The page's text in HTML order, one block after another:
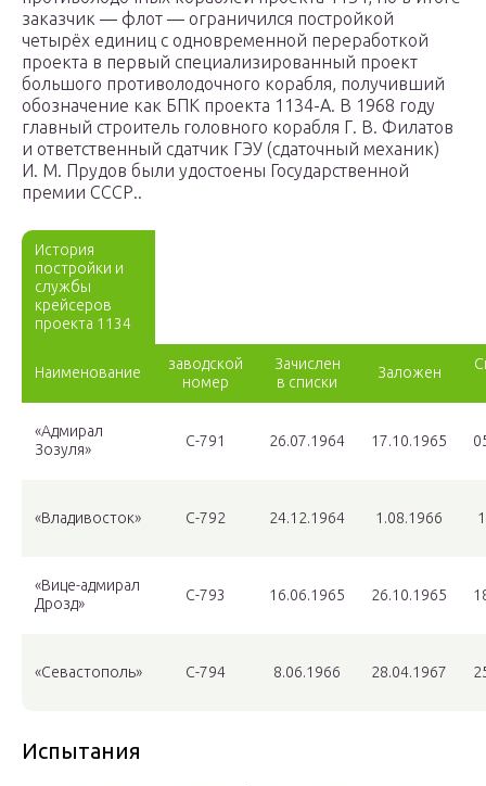
заказчик — флот — ограничился постройкой
четырёх единиц с одновременной переработкой
проекта в первый специализированный проект
большого противолодочного корабля, получивший
обозначение как БПК проекта 1134-А. В 1968 году
главный строитель головного корабля Г. В. Филатов
и ответственный сдатчик ГЭУ (сдаточный механик)
И. М. Прудов были удостоены Государственной
премии СССР..
История
постройки и
службы
крейсеров
проекта 1134
Наименование
заводской
номер
Зачислен
в списки
Заложен
«Адмирал
Зозуля»
С-791 26.07.1964 17.10.1965
«Владивосток» С-792 24.12.1964 1.08.1966
«Вице-адмирал
Дрозд»
С-793 16.06.1965 26.10.1965
«Севастополь» С-794 8.06.1966 28.04.1967
Испытания